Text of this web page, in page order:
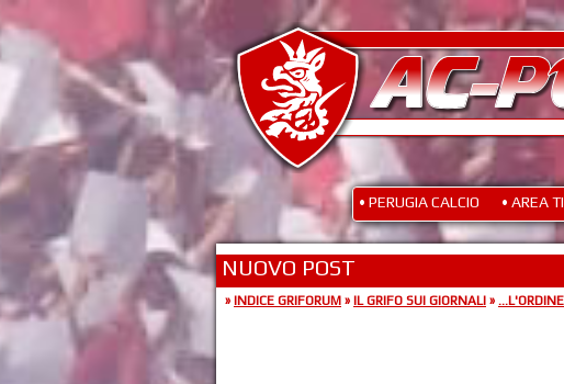
• PERUGIA CALCIO • AREA
NUOVO POST
» INDICE GRIFORUM » IL GRIFO SUI GIORNALI »